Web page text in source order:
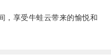
享受牛蛙云带来的愉悦和